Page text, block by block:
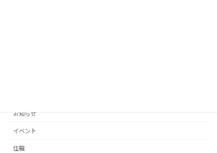
お知らせ
イベント
住職